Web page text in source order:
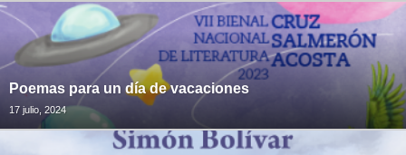
Poemas para un día de vacaciones
17 julio, 2024